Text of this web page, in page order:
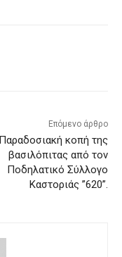
Επόμενο άρθρο
Παραδοσιακή κοπή της
βασιλόπιτας από τον
Ποδηλατικό Σύλλογο
Καστοριάς ”620”.